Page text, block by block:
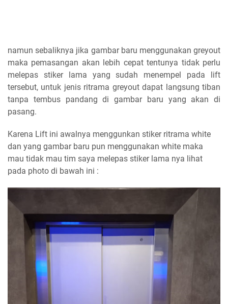
namun sebaliknya jika gambar baru menggunakan greyout
maka pemasangan akan lebih cepat tentunya tidak perlu
melepas stiker lama yang sudah menempel pada lift
tersebut, untuk jenis ritrama greyout dapat langsung tiban
tanpa tembus pandang di gambar baru yang akan di
pasang.
Karena Lift ini awalnya menggunkan stiker ritrama white
dan yang gambar baru pun menggunakan white maka
mau tidak mau tim saya melepas stiker lama nya lihat
pada photo di bawah ini :